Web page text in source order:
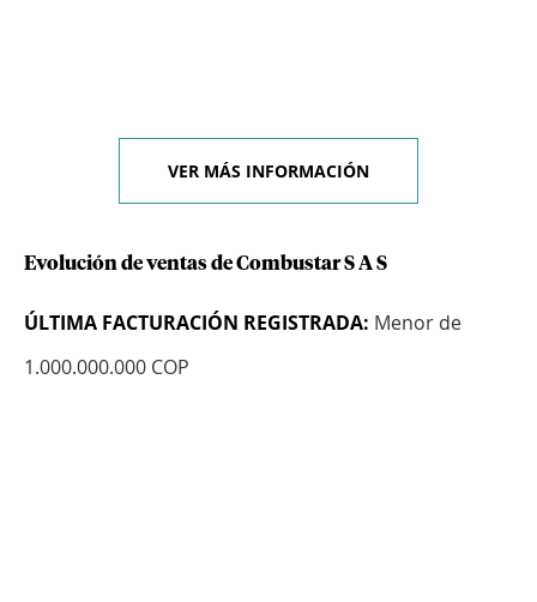
VER MÁS INFORMACIÓN
Evolución de ventas de Combustar S A S
ÚLTIMA FACTURACIÓN REGISTRADA: Menor de
1.000.000.000 COP